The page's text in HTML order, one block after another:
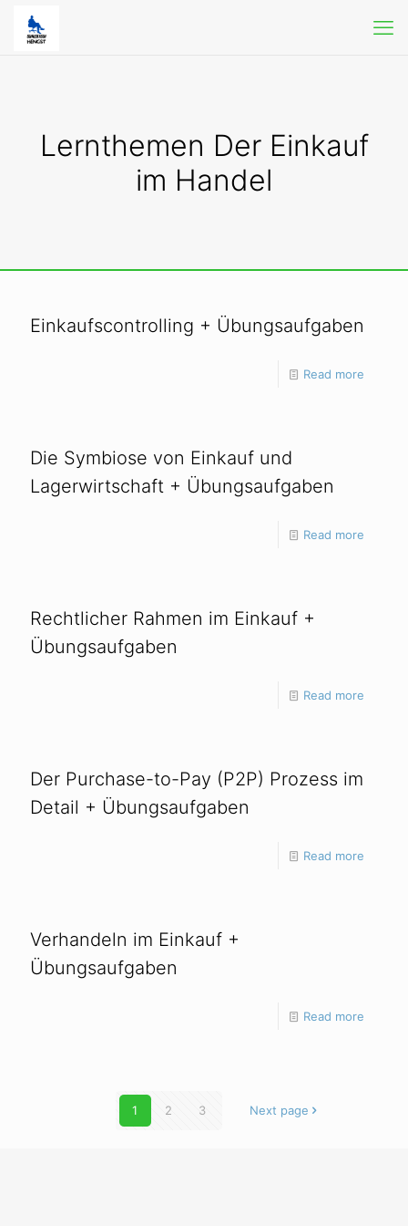
Lernthemen Der Einkauf
im Handel
Einkaufscontrolling + Übungsaufgaben
Read more
Die Symbiose von Einkauf und
Lagerwirtschaft + Übungsaufgaben
Read more
Rechtlicher Rahmen im Einkauf +
Übungsaufgaben
Read more
Der Purchase-to-Pay (P2P) Prozess im
Detail + Übungsaufgaben
Read more
Verhandeln im Einkauf +
Übungsaufgaben
Read more
1 2 3 Next page